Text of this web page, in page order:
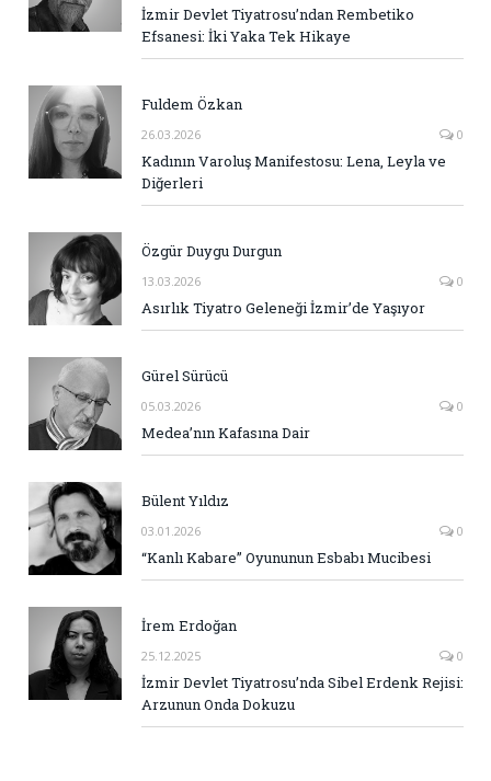
İzmir Devlet Tiyatrosu’ndan Rembetiko
Efsanesi: İki Yaka Tek Hikaye
Fuldem Özkan
26.03.2026 0
Kadının Varoluş Manifestosu: Lena, Leyla ve
Diğerleri
Özgür Duygu Durgun
13.03.2026 0
Asırlık Tiyatro Geleneği İzmir’de Yaşıyor
Gürel Sürücü
05.03.2026 0
Medea’nın Kafasına Dair
Bülent Yıldız
03.01.2026 0
“Kanlı Kabare” Oyununun Esbabı Mucibesi
İrem Erdoğan
25.12.2025 0
İzmir Devlet Tiyatrosu’nda Sibel Erdenk Rejisi:
Arzunun Onda Dokuzu